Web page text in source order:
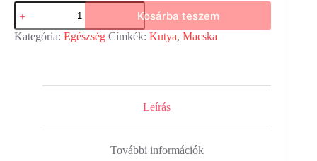
Szőrkefe
ápoló
kesztyű
kutyáknak
Kosárba teszem
Kategória: Egészség Címkék: Kutya, Macska
Leírás
További információk